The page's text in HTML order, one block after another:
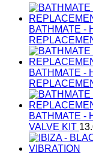
produkten
varianter.
olika
alternativen
produktsidan
BATHMATE -
BATHMATE -
BATHMATE -
VALVE KIT